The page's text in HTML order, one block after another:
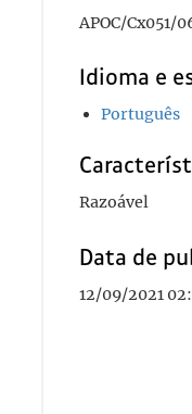
APOC/Cx051/
Idioma e
Português
Razoável
Data de
12/09/2021